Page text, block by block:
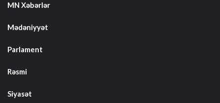
MN Xəbərlər
Mədəniyyət
Parlament
Rəsmi
Siyasət